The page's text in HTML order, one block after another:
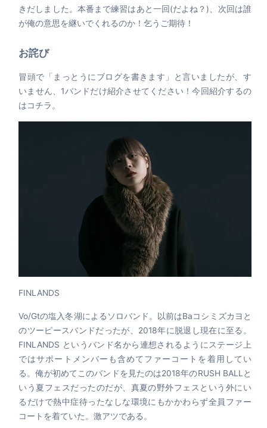
きだしました。本番まで練習はあと一回(だよね？)、次回は誰
が俺の意思を継いでくれるのか！乞うご期待！
お詫び
冒頭で「まっとうにブログを書きます」と言いましたが、す
いません、1バンドだけ紹介させてください！今回紹介するの
はコチラ。
FINLANDS
Vo/Gtの塩入冬湖によるソロバンド。以前はBaコシミズカヨと
のツーピースバンドだったが、2018年に脱退し現在に至る。
FINLANDS というバンド名から連想されるようにステージ上
ではサポートメンバーも含めてファーコートを着用してい
る。俺が初めてこのバンドを見たのは2018年のRUSH BALLと
いう夏フェスだったのだが、真夏の野外フェスという外にい
るだけで熱中症待ったなしな環境にもかかわらず全員ファー
コートを着ていた。激アツである。